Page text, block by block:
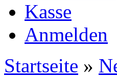
Kasse
Anmelden
Startseite »